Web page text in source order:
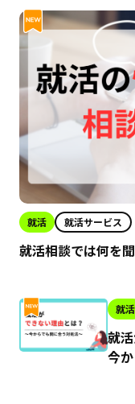
就活 就活サービス
就活相談では何を
就活
就
今